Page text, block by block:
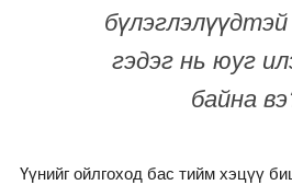
гэдэг нь юуг
байна
Үүнийг ойлгоход бас тийм хэцүү